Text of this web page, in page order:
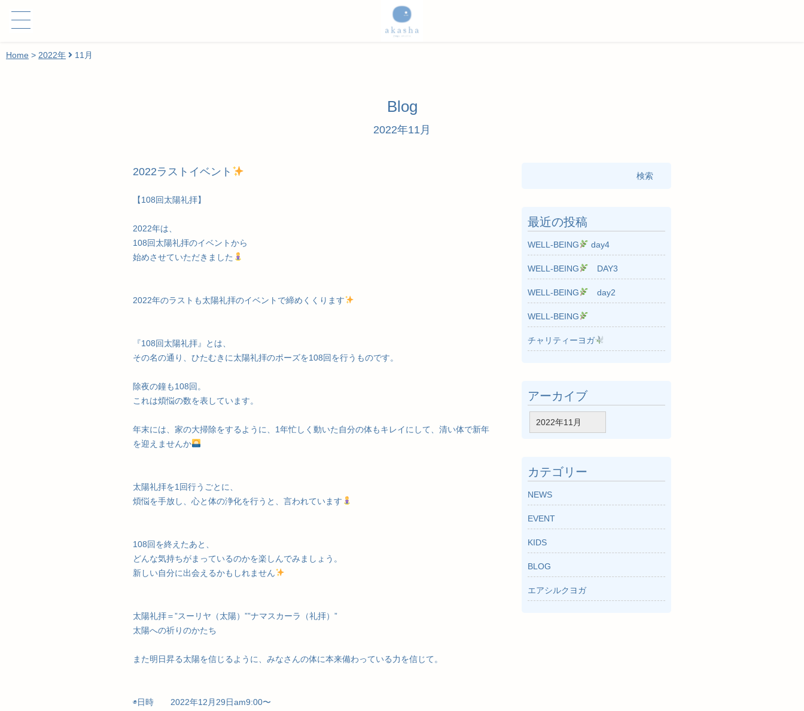
Home > 2022年 11月
Blog
2022年11月
2022ラストイベント
【108回太陽礼拝】
2022年は、
108回太陽礼拝のイベントから
始めさせていただきました
2022年のラストも太陽礼拝のイベントで締めくくります
『108回太陽礼拝』とは、
その名の通り、ひたむきに太陽礼拝のポーズを108回を行うものです。
除夜の鐘も108回。
これは煩悩の数を表しています。
年末には、家の大掃除をするように、1年忙しく動いた自分の体もキレイにして、清い体で新年
を迎えませんか
太陽礼拝を1回行うごとに、
煩悩を手放し、心と体の浄化を行うと、言われています
108回を終えたあと、
どんな気持ちがまっているのかを楽しんでみましょう。
新しい自分に出会えるかもしれません
太陽礼拝＝”スーリヤ（太陽）””ナマスカーラ（礼拝）”
太陽への祈りのかたち
また明日昇る太陽を信じるように、みなさんの体に本来備わっている力を信じて。
◉日時 2022年12月29日am9:00〜
最近の投稿
WELL-BEING day4
WELL-BEING DAY3
WELL-BEING day2
WELL-BEING
チャリティーヨガ
アーカイブ
ー
ブ
カテゴリー
NEWS
EVENT
KIDS
BLOG
エアシルクヨガ